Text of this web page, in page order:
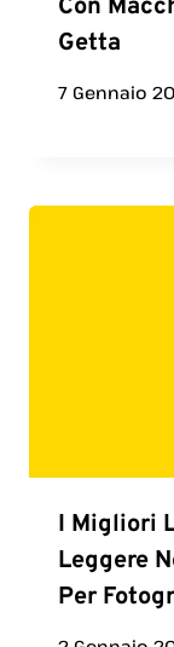
Con
Getta
7 Gennaio
I Migliori
Leggere
Per